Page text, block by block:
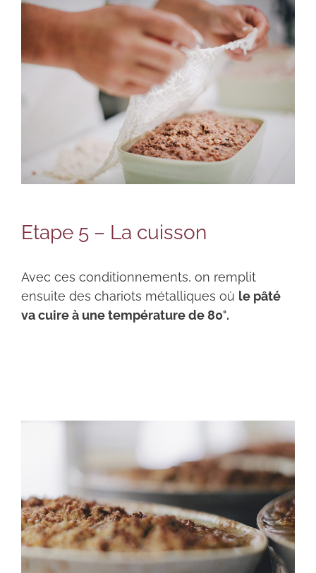
Etape 5 – La cuisson
Avec ces conditionnements, on remplit
ensuite des chariots métalliques où le pâté
va cuire à une température de 80°.